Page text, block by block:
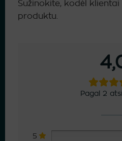
Sužinokite, kodėl
produktu.
Pagal 2
5